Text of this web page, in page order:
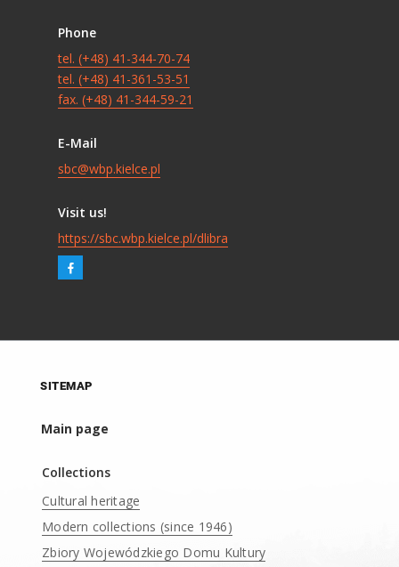
Phone
tel. (+48) 41-344-70-74
tel. (+48) 41-361-53-51
fax. (+48) 41-344-59-21
E-Mail
sbc@wbp.kielce.pl
Visit us!
https://sbc.wbp.kielce.pl/dlibra
SITEMAP
Main page
Collections
Cultural heritage
Modern collections (since 1946)
Zbiory Wojewódzkiego Domu Kultury